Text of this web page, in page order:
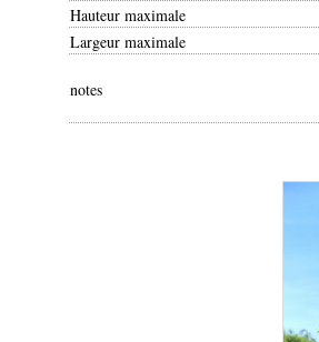
Hauteur maximale
Largeur maximale
notes